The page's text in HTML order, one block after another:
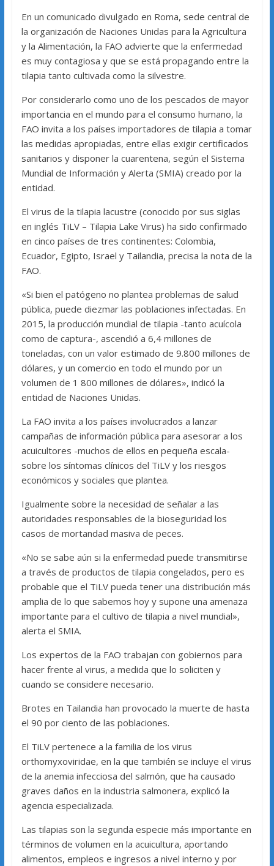
En un comunicado divulgado en Roma, sede central de
la organización de Naciones Unidas para la Agricultura
y la Alimentación, la FAO advierte que la enfermedad
es muy contagiosa y que se está propagando entre la
tilapia tanto cultivada como la silvestre.
Por considerarlo como uno de los pescados de mayor
importancia en el mundo para el consumo humano, la
FAO invita a los países importadores de tilapia a tomar
las medidas apropiadas, entre ellas exigir certificados
sanitarios y disponer la cuarentena, según el Sistema
Mundial de Información y Alerta (SMIA) creado por la
entidad.
El virus de la tilapia lacustre (conocido por sus siglas
en inglés TiLV – Tilapia Lake Virus) ha sido confirmado
en cinco países de tres continentes: Colombia,
Ecuador, Egipto, Israel y Tailandia, precisa la nota de la
FAO.
«Si bien el patógeno no plantea problemas de salud
pública, puede diezmar las poblaciones infectadas. En
2015, la producción mundial de tilapia -tanto acuícola
como de captura-, ascendió a 6,4 millones de
toneladas, con un valor estimado de 9.800 millones de
dólares, y un comercio en todo el mundo por un
volumen de 1 800 millones de dólares», indicó la
entidad de Naciones Unidas.
La FAO invita a los países involucrados a lanzar
campañas de información pública para asesorar a los
acuicultores -muchos de ellos en pequeña escala-
sobre los síntomas clínicos del TiLV y los riesgos
económicos y sociales que plantea.
Igualmente sobre la necesidad de señalar a las
autoridades responsables de la bioseguridad los
casos de mortandad masiva de peces.
«No se sabe aún si la enfermedad puede transmitirse
a través de productos de tilapia congelados, pero es
probable que el TiLV pueda tener una distribución más
amplia de lo que sabemos hoy y supone una amenaza
importante para el cultivo de tilapia a nivel mundial»,
alerta el SMIA.
Los expertos de la FAO trabajan con gobiernos para
hacer frente al virus, a medida que lo soliciten y
cuando se considere necesario.
Brotes en Tailandia han provocado la muerte de hasta
el 90 por ciento de las poblaciones.
El TiLV pertenece a la familia de los virus
orthomyxoviridae, en la que también se incluye el virus
de la anemia infecciosa del salmón, que ha causado
graves daños en la industria salmonera, explicó la
agencia especializada.
Las tilapias son la segunda especie más importante en
términos de volumen en la acuicultura, aportando
alimentos, empleos e ingresos a nivel interno y por